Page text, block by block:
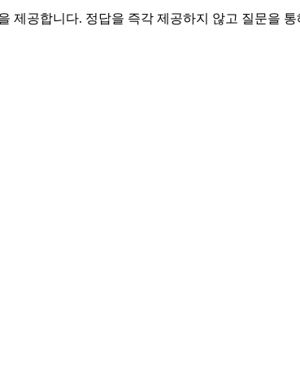
제공합니다. 정답을 즉각 제공하지 않고 질문을